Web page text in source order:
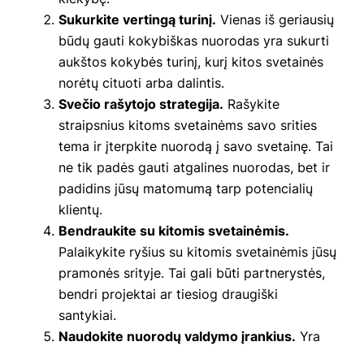
Sukurkite vertingą turinį. Vienas iš geriausių
būdų gauti kokybiškas nuorodas yra sukurti
aukštos kokybės turinį, kurį kitos svetainės
norėtų cituoti arba dalintis.
Svečio rašytojo strategija. Rašykite
straipsnius kitoms svetainėms savo srities
tema ir įterpkite nuorodą į savo svetainę. Tai
ne tik padės gauti atgalines nuorodas, bet ir
padidins jūsų matomumą tarp potencialių
klientų.
Bendraukite su kitomis svetainėmis.
Palaikykite ryšius su kitomis svetainėmis jūsų
pramonės srityje. Tai gali būti partnerystės,
bendri projektai ar tiesiog draugiški
santykiai.
Naudokite nuorodų valdymo įrankius. Yra